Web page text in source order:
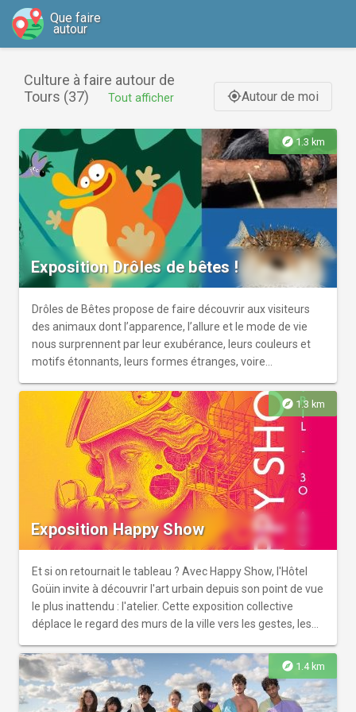
Que faire
autour
Culture à faire autour de
Tours (37)
Tout afficher gps_fixedAutour de moi
explore1.3 km
Exposition Drôles de bêtes !
Drôles de Bêtes propose de faire découvrir aux visiteurs
des animaux dont l’apparence, l’allure et le mode de vie
nous surprennent par leur exubérance, leurs couleurs et
motifs étonnants, leurs formes étranges, voire
en font voir de toutes les couleurs et Les animaux ont la
parole ! présentées il y a une vingtaine d’années au
Muséum, Drôles de Bêtes est une exposition adaptée au
jeune public. Les animaux étonnent et surprennent les
visiteurs et attirent ainsi leur attention. Une occasion rêvée
pour comprendre ce qui se cache derrière leurs
surprenants costumes et leurs petits secrets de
explore 1.3 km
Exposition Happy Show
Et si on retournait le tableau ? Avec Happy Show, l'Hôtel
Goüin invite à découvrir l'art urbain depuis son point de vue
le plus inattendu : l'atelier. Cette exposition collective
déplace le regard des murs de la ville vers les gestes, les
explore 1.4 km